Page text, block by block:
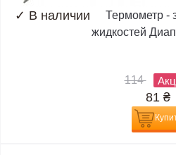
✓ В наличии
Термометр -
жидкостей
114
81 ₴